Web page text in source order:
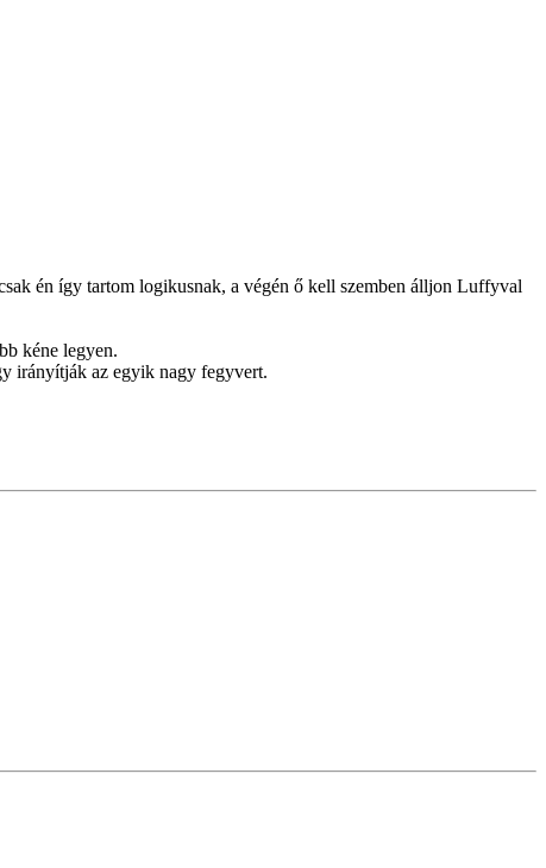
én így tartom logikusnak, a végén ő kell szemben álljon Luffyval
kéne legyen.
irányítják az egyik nagy fegyvert.